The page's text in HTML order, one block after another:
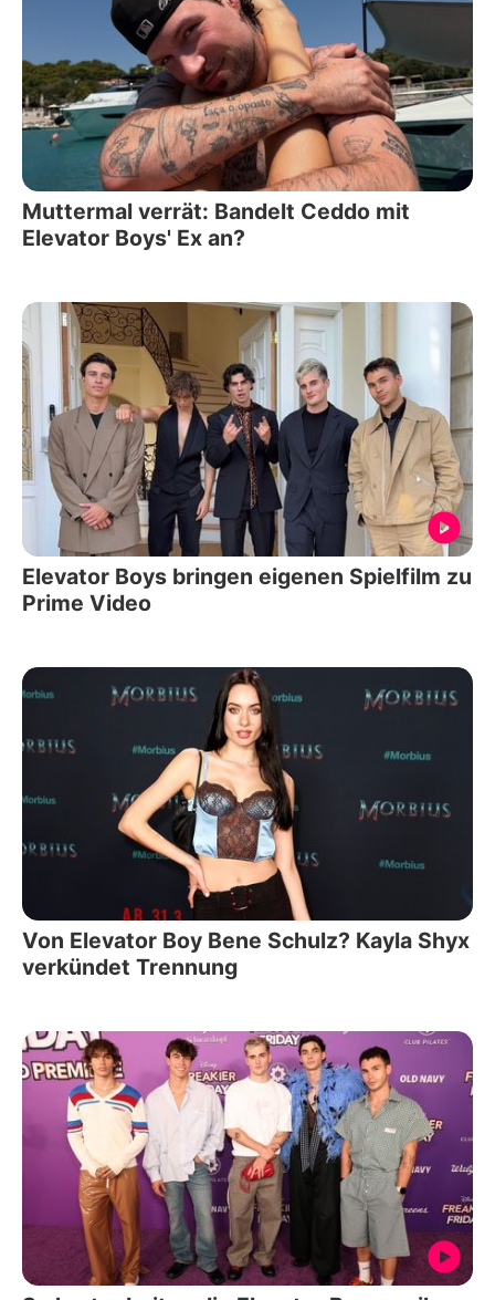
Muttermal verrät: Bandelt Ceddo mit
Elevator Boys' Ex an?
Elevator Boys bringen eigenen Spielfilm zu
Prime Video
Von Elevator Boy Bene Schulz? Kayla Shyx
verkündet Trennung